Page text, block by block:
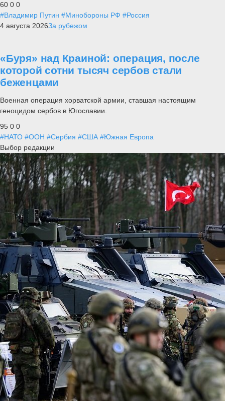
60 0 0
#Владимир Путин #Минобороны РФ #Россия
4 августа 2026За рубежом
«Буря» над Краиной: операция, после
которой сотни тысяч сербов стали
беженцами
Военная операция хорватской армии, ставшая настоящим
геноцидом сербов в Югославии.
95 0 0
#НАТО #ООН #Сербия #США #Южная Европа
Выбор редакции